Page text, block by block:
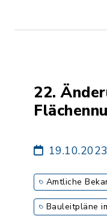
22.
19.10.2023
Amtliche
Bauleitpläne